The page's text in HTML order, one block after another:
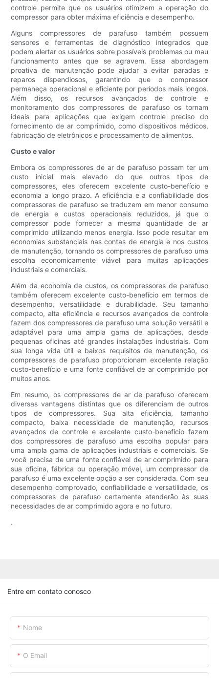
controle permite que os usuários otimizem a operação do
compressor para obter máxima eficiência e desempenho.
Alguns compressores de parafuso também possuem
sensores e ferramentas de diagnóstico integrados que
podem alertar os usuários sobre possíveis problemas ou mau
funcionamento antes que se agravem. Essa abordagem
proativa de manutenção pode ajudar a evitar paradas e
reparos dispendiosos, garantindo que o compressor
permaneça operacional e eficiente por períodos mais longos.
Além disso, os recursos avançados de controle e
monitoramento dos compressores de parafuso os tornam
ideais para aplicações que exigem controle preciso do
fornecimento de ar comprimido, como dispositivos médicos,
fabricação de eletrônicos e processamento de alimentos.
Custo e valor
Embora os compressores de ar de parafuso possam ter um
custo inicial mais elevado do que outros tipos de
compressores, eles oferecem excelente custo-benefício e
economia a longo prazo. A eficiência e a confiabilidade dos
compressores de parafuso se traduzem em menor consumo
de energia e custos operacionais reduzidos, já que o
compressor pode fornecer a mesma quantidade de ar
comprimido utilizando menos energia. Isso pode resultar em
economias substanciais nas contas de energia e nos custos
de manutenção, tornando os compressores de parafuso uma
escolha economicamente viável para muitas aplicações
industriais e comerciais.
Além da economia de custos, os compressores de parafuso
também oferecem excelente custo-benefício em termos de
desempenho, versatilidade e durabilidade. Seu tamanho
compacto, alta eficiência e recursos avançados de controle
fazem dos compressores de parafuso uma solução versátil e
adaptável para uma ampla gama de aplicações, desde
pequenas oficinas até grandes instalações industriais. Com
sua longa vida útil e baixos requisitos de manutenção, os
compressores de parafuso proporcionam excelente relação
custo-benefício e uma fonte confiável de ar comprimido por
muitos anos.
Em resumo, os compressores de ar de parafuso oferecem
diversas vantagens distintas que os diferenciam de outros
tipos de compressores. Sua alta eficiência, tamanho
compacto, baixa necessidade de manutenção, recursos
avançados de controle e excelente custo-benefício fazem
dos compressores de parafuso uma escolha popular para
uma ampla gama de aplicações industriais e comerciais. Se
você precisa de uma fonte confiável de ar comprimido para
sua oficina, fábrica ou operação móvel, um compressor de
parafuso é uma excelente opção a ser considerada. Com seu
desempenho comprovado, confiabilidade e versatilidade, os
compressores de parafuso certamente atenderão às suas
necessidades de ar comprimido agora e no futuro.
.
Entre em contato conosco
Nome
O Email